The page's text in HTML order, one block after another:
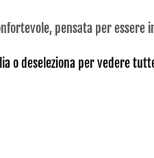
pensata per
o deseleziona per vedere